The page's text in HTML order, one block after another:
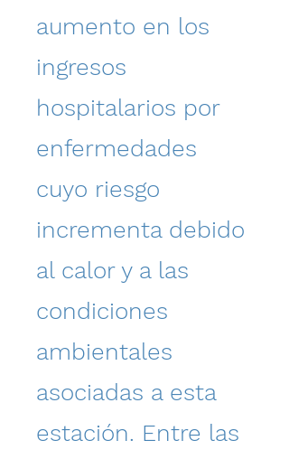
aumento en los
ingresos
hospitalarios por
enfermedades
cuyo riesgo
incrementa debido
al calor y a las
condiciones
ambientales
asociadas a esta
estación. Entre las